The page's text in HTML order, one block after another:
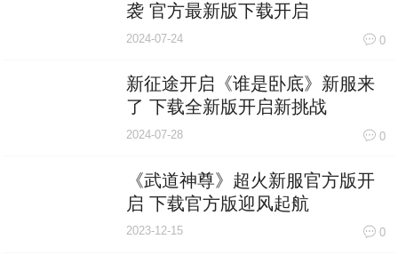
袭 官方最新版下载开启
2024-07-24 0
新征途开启《谁是卧底》新服来
了 下载全新版开启新挑战
2024-07-28 0
《武道神尊》超火新服官方版开
启 下载官方版迎风起航
2023-12-15 0